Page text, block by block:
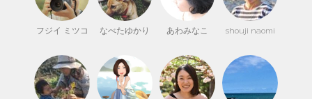
フジイ ミツコ なべたゆかり あわみなこ shouji naomi